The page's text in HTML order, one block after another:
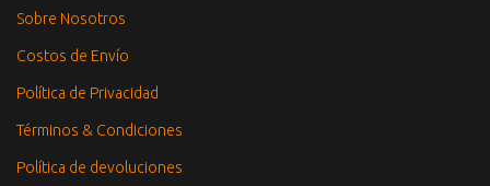
Sobre Nosotros
Costos de Envío
Política de Privacidad
Términos & Condiciones
Política de devoluciones